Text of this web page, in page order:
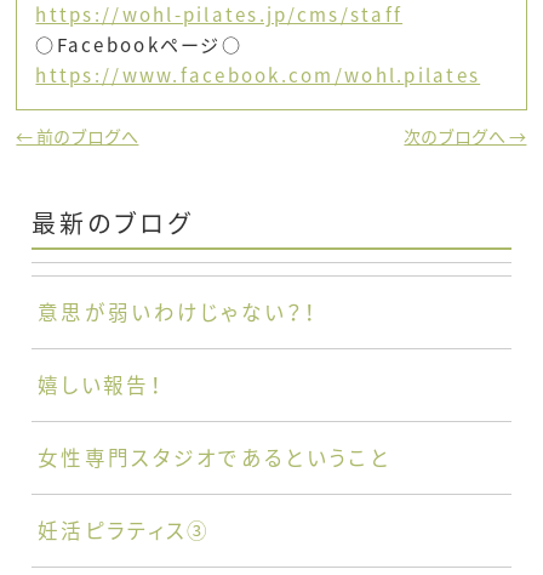
https://wohl-pilates.jp/cms/staff
○Facebookページ○
https://www.facebook.com/wohl.pilates
← 前のブログへ 次のブログへ →
最新のブログ
意思が弱いわけじゃない？！
嬉しい報告！
女性専門スタジオであるということ
妊活ピラティス③